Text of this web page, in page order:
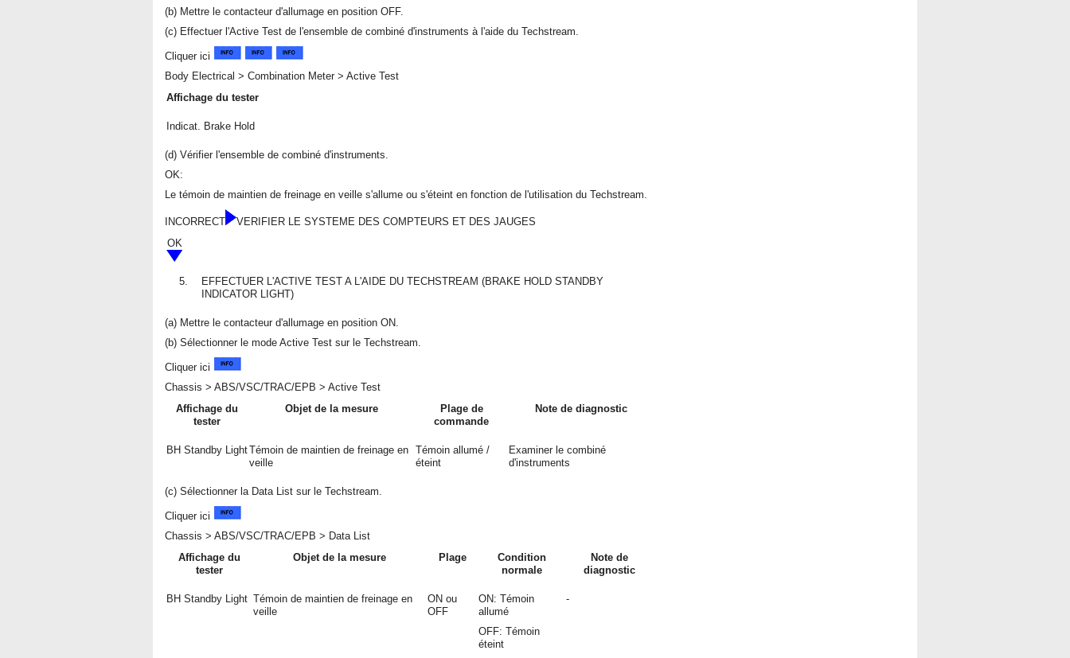
(b) Mettre le contacteur d'allumage en position OFF.
(c) Effectuer l'Active Test de l'ensemble de combiné d'instruments à l'aide du Techstream.
Cliquer ici
Body Electrical > Combination Meter > Active Test
Affichage du tester
Indicat. Brake Hold
(d) Vérifier l'ensemble de combiné d'instruments.
OK:
Le témoin de maintien de freinage en veille s'allume ou s'éteint en fonction de l'utilisation du Techstream.
INCORRECT
VERIFIER LE SYSTEME DES COMPTEURS ET DES JAUGES
OK
5.
EFFECTUER L'ACTIVE TEST A L'AIDE DU TECHSTREAM (BRAKE HOLD STANDBY
INDICATOR LIGHT)
(a) Mettre le contacteur d'allumage en position ON.
(b) Sélectionner le mode Active Test sur le Techstream.
Cliquer ici
Chassis > ABS/VSC/TRAC/EPB > Active Test
Affichage du
tester
Objet de la mesure
Plage de
commande
Note de diagnostic
BH Standby LightTémoin de maintien de freinage en
veille
Témoin allumé /
éteint
Examiner le combiné
d'instruments
(c) Sélectionner la Data List sur le Techstream.
Cliquer ici
Chassis > ABS/VSC/TRAC/EPB > Data List
Affichage du
tester
Objet de la mesure Plage
Condition
normale
Note de
diagnostic
BH Standby Light Témoin de maintien de freinage en
veille
ON ou
OFF
ON: Témoin
allumé
OFF: Témoin
éteint
-